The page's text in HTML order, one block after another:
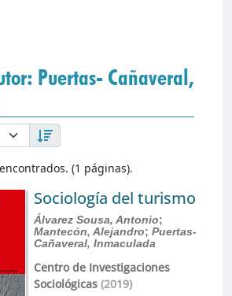
Puertas- Cañaveral,
encontrados. (1 páginas).
Sociología del turismo
Álvarez Sousa, Antonio;
Mantecón, Alejandro; Puertas-
Cañaveral, Inmaculada
Centro de Investigaciones
Sociológicas(2019)